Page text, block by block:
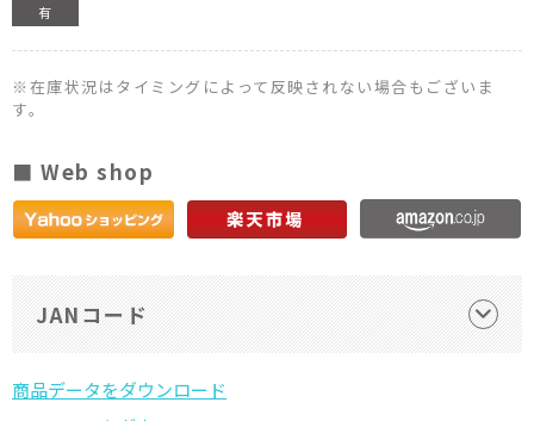
有
※在庫状況はタイミングによって反映されない場合もございま
す。
■ Web shop
JANコード